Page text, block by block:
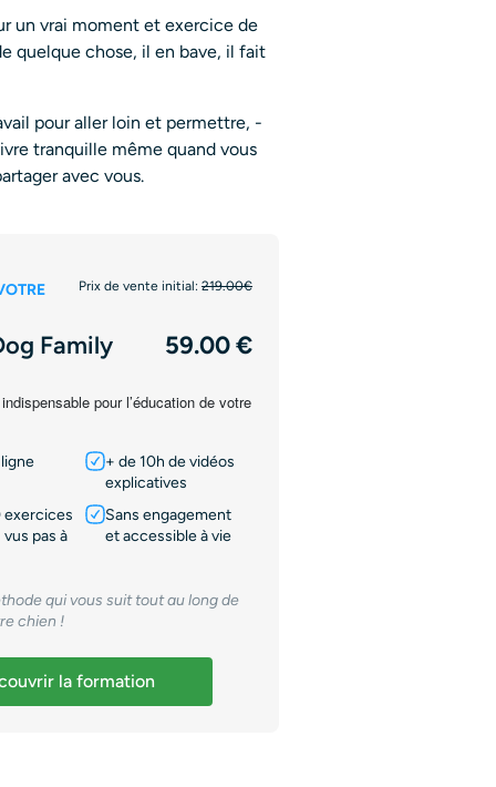
un vrai moment et exercice de
quelque chose, il en bave, il fait
pour aller loin et permettre, -
tranquille même quand vous
avec vous.
Prix de vente initial: 219.00€
Family 59.00 €
pour l’éducation de votre
+ de 10h de vidéos
explicatives
exercices
pas à
Sans engagement
et accessible à vie
qui vous suit tout au long de
chien !
la formation